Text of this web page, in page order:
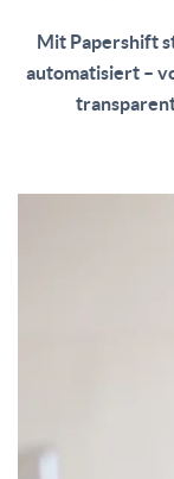
Mit Papershift
automatisiert –